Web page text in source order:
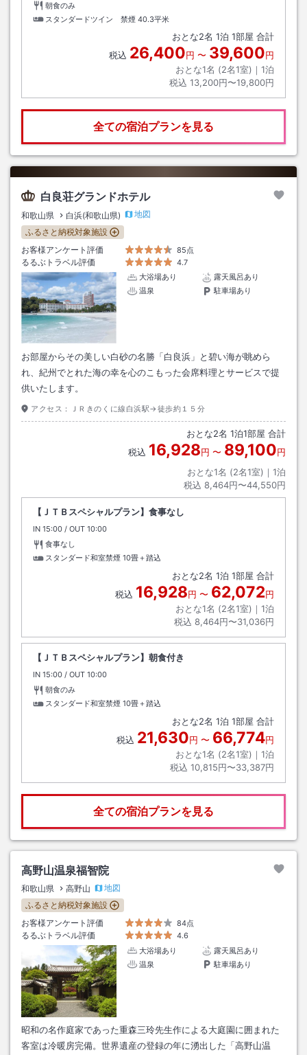
朝食のみ
スタンダードツイン 禁煙 40.3平米
おとな2名 1泊 1部屋 合計
税込 26,400円 〜 39,600円
おとな1名 (2名1室)｜ 1泊
税込 13,200円〜19,800円
全ての宿泊プランを見る
白良荘グランドホテル
和歌山県 白浜(和歌山県)
地図
ふるさと納税対象施設
お客様アンケート評価
85点
るるぶトラベル評価
4.7
大浴場あり
露天風呂あり
温泉
駐車場あり
お部屋からその美しい白砂の名勝「白良浜」と碧い海が眺めら
れ、紀州でとれた海の幸を心のこもった会席料理とサービスで提
供いたします。
アクセス： ＪＲきのくに線白浜駅→徒歩約１５分
おとな2名 1泊1部屋 合計
税込 16,928円 〜 89,100円
おとな1名 (2名1室)｜ 1泊
税込 8,464円〜44,550円
【ＪＴＢスペシャルプラン】食事なし
IN チェックイン
15:00 / OUT チェックアウト
10:00
食事なし
スタンダード和室禁煙 10畳＋踏込
おとな2名 1泊 1部屋 合計
税込 16,928円 〜 62,072円
おとな1名 (2名1室)｜ 1泊
税込 8,464円〜31,036円
【ＪＴＢスペシャルプラン】朝食付き
IN チェックイン
15:00 / OUT チェックアウト
10:00
朝食のみ
スタンダード和室禁煙 10畳＋踏込
おとな2名 1泊 1部屋 合計
税込 21,630円 〜 66,774円
おとな1名 (2名1室)｜ 1泊
税込 10,815円〜33,387円
全ての宿泊プランを見る
高野山温泉福智院
和歌山県 高野山
地図
ふるさと納税対象施設
お客様アンケート評価
84点
るるぶトラベル評価
4.6
大浴場あり
露天風呂あり
温泉
駐車場あり
昭和の名作庭家であった重森三玲先生作による大庭園に囲まれた
客室は冷暖房完備。世界遺産の登録の年に湧出した「高野山温